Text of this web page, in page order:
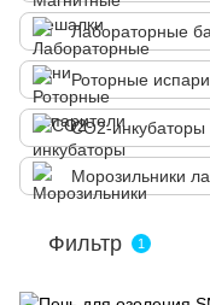
Лабораторные
Роторные
CO2-инкубаторы
Морозильники
Фильтр 1